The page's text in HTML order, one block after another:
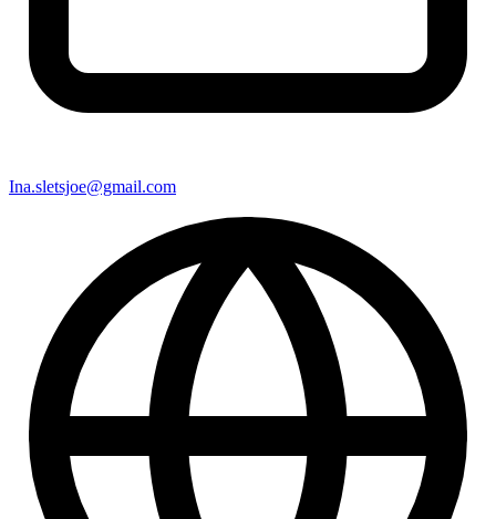
Ina.sletsjoe@gmail.com